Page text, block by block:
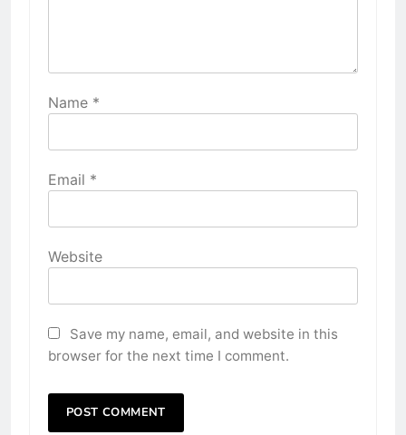
Name *
Email *
Website
Save my name, email, and website in this
browser for the next time I comment.